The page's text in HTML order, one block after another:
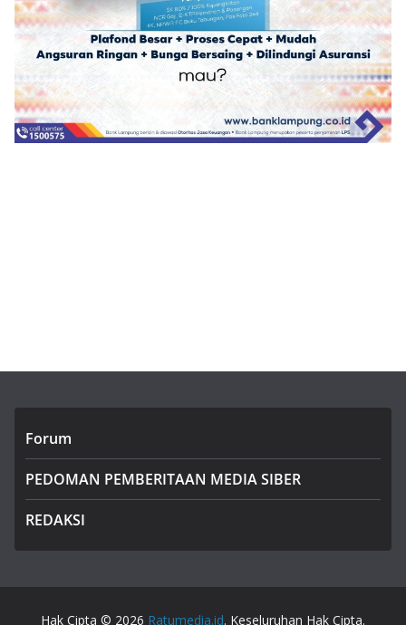
Forum
PEDOMAN PEMBERITAAN MEDIA SIBER
REDAKSI
Hak Cipta © 2026 Ratumedia.id. Keseluruhan Hak Cipta.